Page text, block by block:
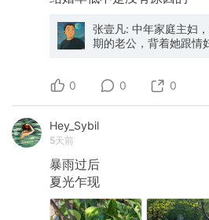
张壹凡: 中年家庭主妇
期的老公，背着她跟情
院，被她老公和小三的
小家，辞职全职在家照
个儿子。主妇保卫战，
姻，而是为自己和女儿争取
后期怎么判，男的净身
太太，无论如何都是双
要做唯唯诺诺的林品如
0 0 0
Hey_Sybil
5天前
暴雨过后
夏光乍现